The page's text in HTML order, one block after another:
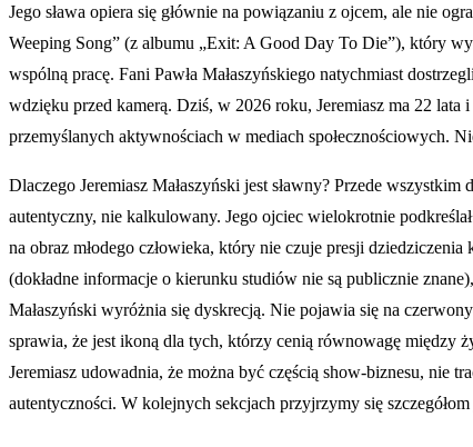
Jego sława opiera się głównie na powiązaniu z ojcem, ale nie
Weeping Song” (z albumu „Exit: A Good Day To Die”), który
wspólną pracę. Fani Pawła Małaszyńskiego natychmiast
wdzięku przed kamerą. Dziś, w 2026 roku, Jeremiasz ma 22 lata
przemyślanych aktywnościach w mediach społecznościowych.
Dlaczego Jeremiasz Małaszyński jest sławny? Przede
autentyczny, nie kalkulowany. Jego ojciec wielokrotnie
na obraz młodego człowieka, który nie czuje presji
(dokładne informacje o kierunku studiów nie są publicznie
Małaszyński wyróżnia się dyskrecją. Nie pojawia się na
sprawia, że jest ikoną dla tych, którzy cenią równowagę między
Jeremiasz udowadnia, że można być częścią show-biznesu, nie
autentyczności. W kolejnych sekcjach przyjrzymy się